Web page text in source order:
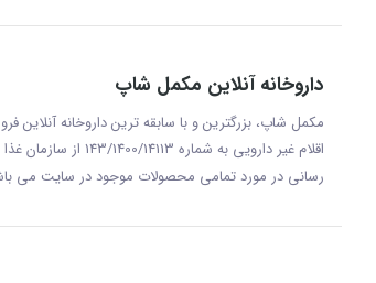
داروخانه آنلاین مکمل شاپ
مکمل شاپ، بزرگترین و با سابقه ترین داروخانه
اقلام غیر
رسانی در مورد تمامی محصولات موجود در سایت می